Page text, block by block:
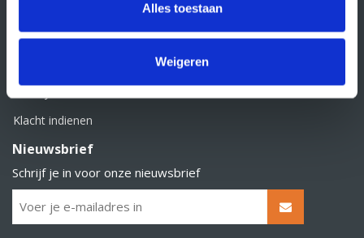
Alles toestaan
Weigeren
Retourbeleid
Klacht indienen
Nieuwsbrief
Schrijf je in voor onze nieuwsbrief